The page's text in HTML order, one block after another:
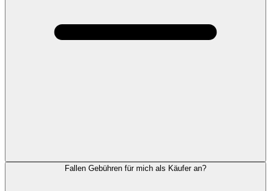
Fallen Gebühren für mich als Käufer an?